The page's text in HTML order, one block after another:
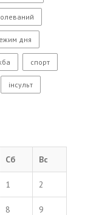
дня
спорт
інсульт
Сб Вс
1 2
8 9